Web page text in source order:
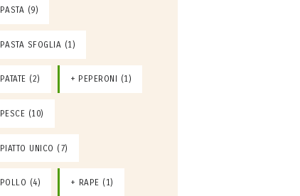
PASTA (9)
PASTA SFOGLIA (1)
PATATE (2) PEPERONI (1)
PESCE (10)
PIATTO UNICO (7)
POLLO (4) RAPE (1)